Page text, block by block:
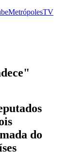
MetrópolesTV
do